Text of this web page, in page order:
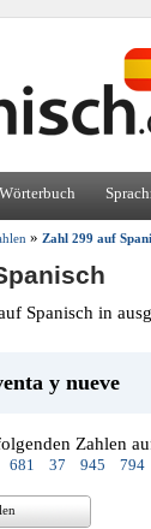
Wörterbuch
» Zahl 299 auf
Spanisch in
y nueve
Zahlen
681 37 945 794